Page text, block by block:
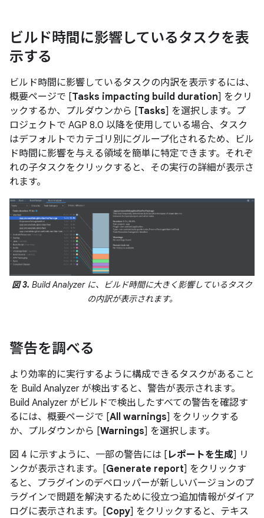
ビルド時間に影響しているタスクを表
示する
ビルド時間に影響しているタスクの内訳を表示するには、
概要ページで [Tasks impacting build duration] をクリ
ックするか、プルダウンから [Tasks] を選択します。プ
ロジェクトで AGP 8.0 以降を使用している場合、タスク
はデフォルトでカテゴリ別にグループ化されるため、ビル
ド時間に影響を与える領域を簡単に特定できます。それぞ
れの子タスクをクリックすると、その実行の詳細が表示さ
れます。
図 3. Build Analyzer に、ビルド時間に大きく影響しているタスク
の内訳が表示されます。
警告を調べる
より効率的に実行するように構成できるタスクがあること
を Build Analyzer が検出すると、警告が表示されます。
Build Analyzer がビルドで検出したすべての警告を確認す
るには、概要ページで [All warnings] をクリックする
か、プルダウンから [Warnings] を選択します。
図 4 に示すように、一部の警告には [ レポートを生成] リ
ンクが表示されます。[Generate report] をクリックす
ると、プラグインのデベロッパーが新しいバージョンのプ
ラグインで問題を解決するために役立つ追加情報がダイア
ログに表示されます。[Copy] をクリックすると、テキス